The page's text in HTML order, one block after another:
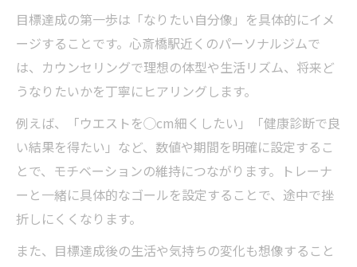
目標達成の第一歩は「なりたい自分像」を具体的にイメ
ージすることです。心斎橋駅近くのパーソナルジムで
は、カウンセリングで理想の体型や生活リズム、将来ど
うなりたいかを丁寧にヒアリングします。
例えば、「ウエストを◯cm細くしたい」「健康診断で良
い結果を得たい」など、数値や期間を明確に設定するこ
とで、モチベーションの維持につながります。トレーナ
ーと一緒に具体的なゴールを設定することで、途中で挫
折しにくくなります。
また、目標達成後の生活や気持ちの変化も想像すること